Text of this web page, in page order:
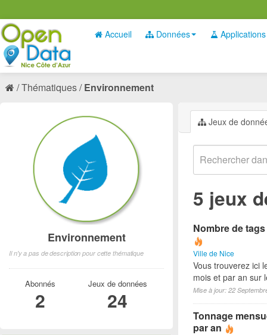
Accueil Données Applications
Thématiques Environnement
Jeux de
5 jeux
Nombre de
Ville de Nice
Vous trouverez ici
mois et par an sur
Mise à jour: 22
Tonnage
par an
Environnement
Il n'y a pas de description pour cette thématique
Abonnés
2
Jeux de données
24